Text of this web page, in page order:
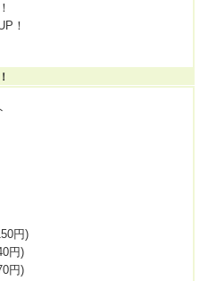
！
円)
円)
円)